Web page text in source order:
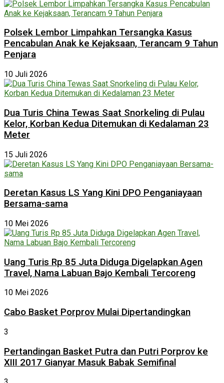
Polsek Lembor Limpahkan Tersangka Kasus
Pencabulan Anak ke Kejaksaan, Terancam 9 Tahun
Penjara
10 Juli 2026
Dua Turis China Tewas Saat Snorkeling di Pulau
Kelor, Korban Kedua Ditemukan di Kedalaman 23
Meter
15 Juli 2026
Deretan Kasus LS Yang Kini DPO Penganiayaan
Bersama-sama
10 Mei 2026
Uang Turis Rp 85 Juta Diduga Digelapkan Agen
Travel, Nama Labuan Bajo Kembali Tercoreng
10 Mei 2026
Cabo Basket Porprov Mulai Dipertandingkan
3
Pertandingan Basket Putra dan Putri Porprov ke
XIII 2017 Gianyar Masuk Babak Semifinal